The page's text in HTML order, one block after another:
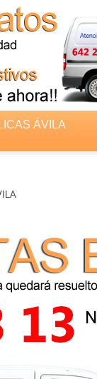
ÁVILA